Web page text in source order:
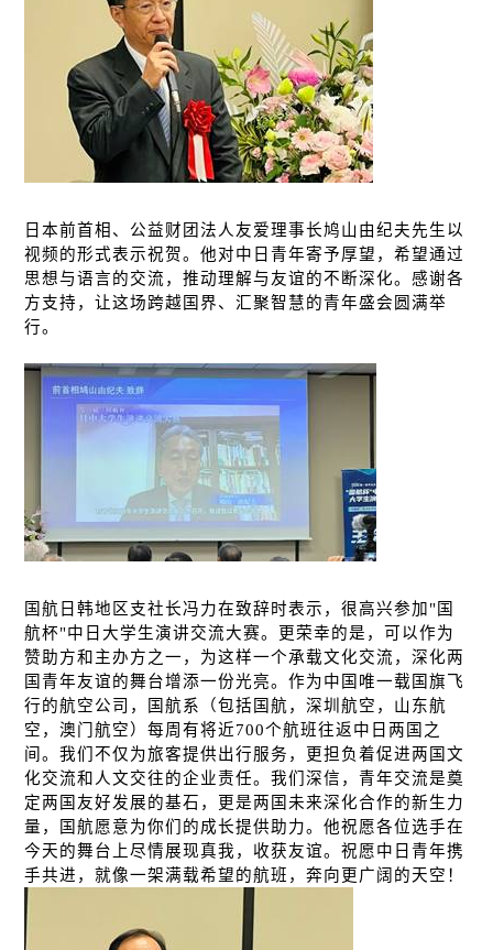
日本前首相、公益财团法人友爱理事长鸠山由纪夫先生以
视频的形式表示祝贺。他对中日青年寄予厚望，希望通过
思想与语言的交流，推动理解与友谊的不断深化。感谢各
方支持，让这场跨越国界、汇聚智慧的青年盛会圆满举
行。
国航日 韩地区支社长冯力在致辞时表示，很高兴参加 " 国
航杯"中日大学生演讲交流大赛。更荣幸的是，可以作为
赞 助方和主办方之一， 为这样一个承载文化交流，深化两
国青年友谊的舞台增添一份光亮。作为中国唯一载 国旗飞
行的航空公司，国航系（包括国航，深圳航空，山 东航
空，澳门航空）每周有将近700个航班往返中日两国之
间 。我们 不仅为旅客提供出行服务 ，更担 负 着促进两国文
化交流和人文交往的企业责任。我们 深信，青年交流是奠
定两国友好发展的基石，更是两国未来深化合作的新生力
量，国航愿意为你们 的成长提供助力。他祝愿各位选手在
今天的舞台上尽情展现真我，收获友谊。祝愿中日青年携
手共进 ，就像一架满载希望的航班，奔向更广阔 的天空！